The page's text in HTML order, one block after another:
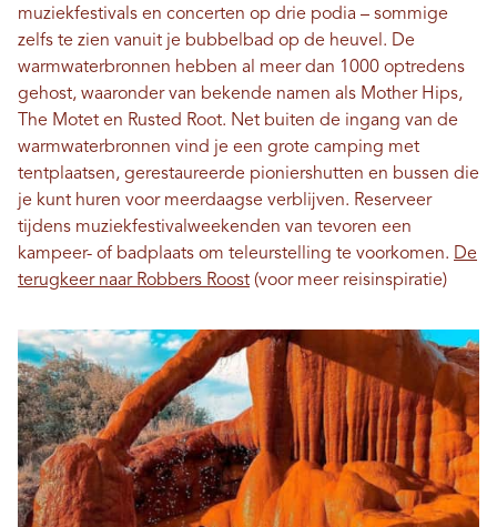
muziekfestivals en concerten op drie podia – sommige
zelfs te zien vanuit je bubbelbad op de heuvel. De
warmwaterbronnen hebben al meer dan 1000 optredens
gehost, waaronder van bekende namen als Mother Hips,
The Motet en Rusted Root. Net buiten de ingang van de
warmwaterbronnen vind je een grote camping met
tentplaatsen, gerestaureerde pioniershutten en bussen die
je kunt huren voor meerdaagse verblijven. Reserveer
tijdens muziekfestivalweekenden van tevoren een
kampeer- of badplaats om teleurstelling te voorkomen. De
terugkeer naar Robbers Roost (voor meer reisinspiratie)